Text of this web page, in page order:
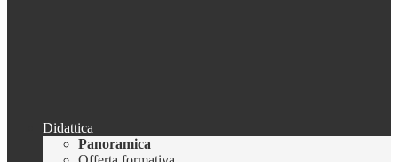
Didattica
Panoramica